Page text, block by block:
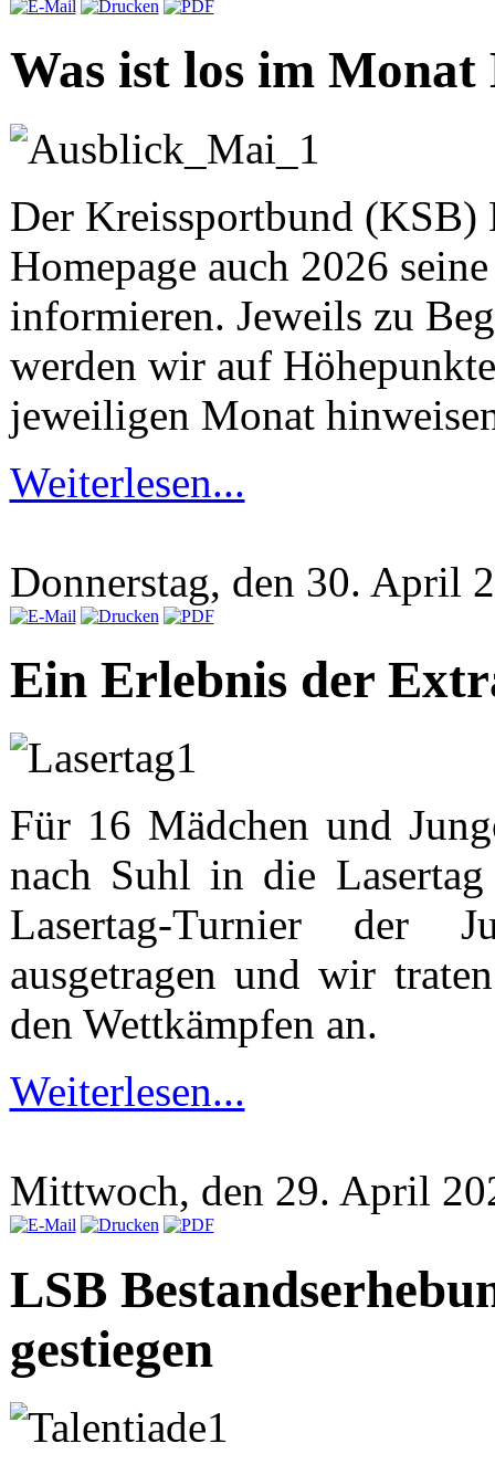
Was ist los im Monat
Der Kreissportbund (KSB)
Homepage auch 2026
informieren. Jeweils zu
werden wir auf
jeweiligen Monat
Weiterlesen...
Donnerstag, den 30. April
Ein Erlebnis der
Für 16 Mädchen und
nach Suhl in die
Lasertag-Turnier der
ausgetragen und wir
den Wettkämpfen an.
Weiterlesen...
Mittwoch, den 29. April
LSB
gestiegen